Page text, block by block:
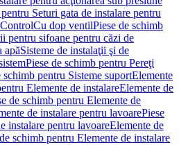
Seturi gata de instalare pentru
Cu dop ventilPiese de schimb
pentru sifoane pentru căzi de
apăSisteme de instalaţii şi de
Piese de schimb pentru Pereţi
schimb pentru Sisteme suportElemente
Elemente de instalareElemente de
de schimb pentru Elemente de
de instalare pentru lavoarePiese
instalare pentru lavoareElemente de
schimb pentru Elemente de instalare